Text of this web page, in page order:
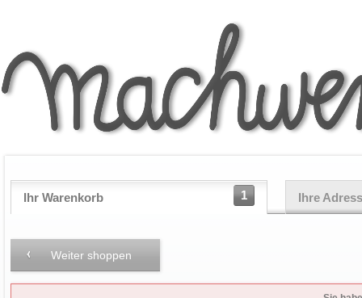
1
Ihr Warenkorb Ihre
Weiter shoppen